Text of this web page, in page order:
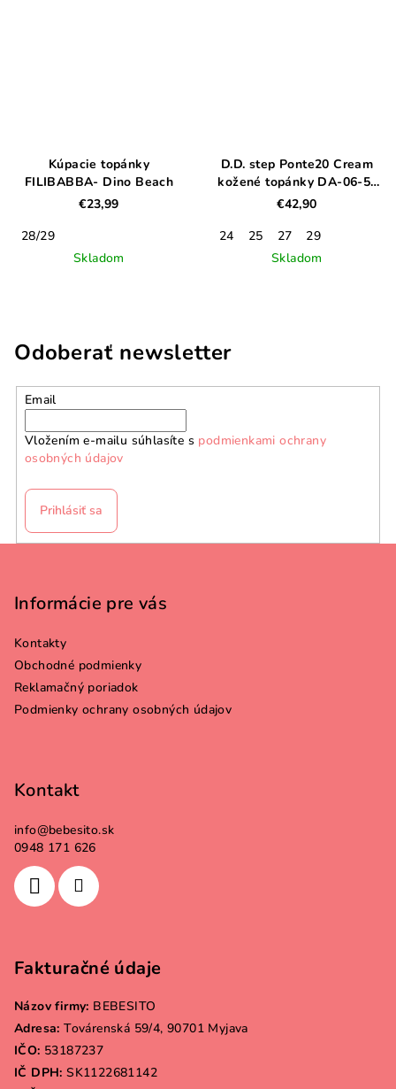
Kúpacie topánky
FILIBABBA- Dino Beach
€23,99
28/29
Skladom
D.D. step Ponte20 Cream
kožené topánky DA-06-5-
2734AM
€42,90
24
25 27
29
Skladom
Odoberať newsletter
Email
Vložením e-mailu súhlasíte s podmienkami ochrany
osobných údajov
Prihlásiť sa
Informácie pre vás
Kontakty
Obchodné podmienky
Reklamačný poriadok
Podmienky ochrany osobných údajov
Kontakt
info@bebesito.sk
0948 171 626
Fakturačné údaje
Názov firmy: BEBESITO
Adresa: Továrenská 59/4, 90701 Myjava
IČO: 53187237
IČ DPH: SK1122681142